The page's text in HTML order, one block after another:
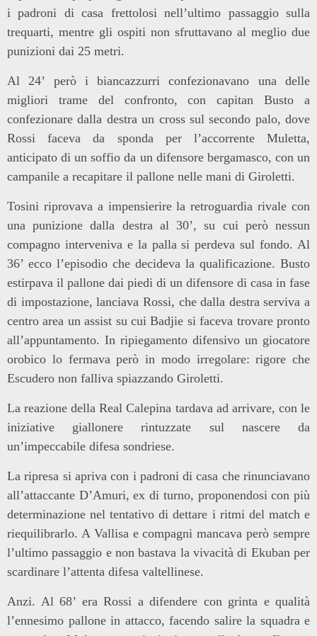
i padroni di casa frettolosi nell’ultimo passaggio sulla
trequarti, mentre gli ospiti non sfruttavano al meglio due
punizioni dai 25 metri.
Al 24’ però i biancazzurri confezionavano una delle
migliori trame del confronto, con capitan Busto a
confezionare dalla destra un cross sul secondo palo, dove
Rossi faceva da sponda per l’accorrente Muletta,
anticipato di un soffio da un difensore bergamasco, con un
campanile a recapitare il pallone nelle mani di Giroletti.
Tosini riprovava a impensierire la retroguardia rivale con
una punizione dalla destra al 30’, su cui però nessun
compagno interveniva e la palla si perdeva sul fondo. Al
36’ ecco l’episodio che decideva la qualificazione. Busto
estirpava il pallone dai piedi di un difensore di casa in fase
di impostazione, lanciava Rossi, che dalla destra serviva a
centro area un assist su cui Badjie si faceva trovare pronto
all’appuntamento. In ripiegamento difensivo un giocatore
orobico lo fermava però in modo irregolare: rigore che
Escudero non falliva spiazzando Giroletti.
La reazione della Real Calepina tardava ad arrivare, con le
iniziative giallonere rintuzzate sul nascere da
un’impeccabile difesa sondriese.
La ripresa si apriva con i padroni di casa che rinunciavano
all’attaccante D’Amuri, ex di turno, proponendosi con più
determinazione nel tentativo di dettare i ritmi del match e
riequilibrarlo. A Vallisa e compagni mancava però sempre
l’ultimo passaggio e non bastava la vivacità di Ekuban per
scardinare l’attenta difesa valtellinese.
Anzi. Al 68’ era Rossi a difendere con grinta e qualità
l’ennesimo pallone in attacco, facendo salire la squadra e